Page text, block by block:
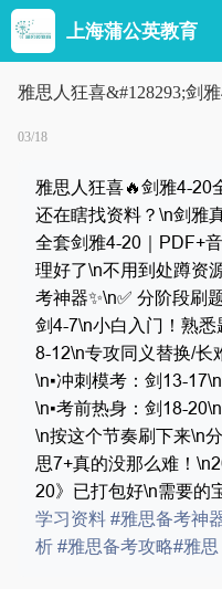
上海蒲公英教育
雅思人狂喜&#128293;剑
03/18
雅思人狂喜🔥剑雅4-20
还在瞎找资料？\n剑雅
全套剑雅4-20｜PDF+
理好了\n不用到处蹲资
考神器✨\n✅ 分阶段刷
剑4-7\n小白入门！熟悉
8-12\n专攻同义替换/长
\n▪️冲刺模考：剑13-
\n▪️考前热身：剑18-
\n按这个节奏刷下来\n
思7+真的没那么难！
20》已打包好\n需要的
学习资料 #雅思备考神
析 #雅思备考攻略#雅思